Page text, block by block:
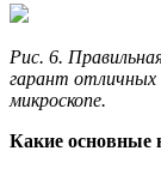
Рис. 6.
гарант отличных
микроскопе.
Какие основные